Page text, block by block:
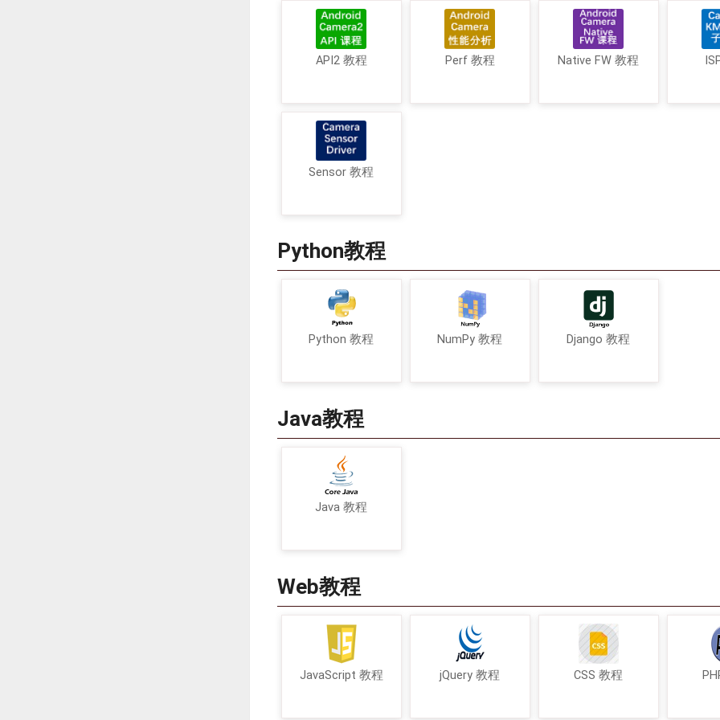
API2 教程 Perf 教程 Native FW 教程
Sensor 教程
Python教程
Python 教程 NumPy 教程 Django 教程
Java教程
Java 教程
Web教程
JavaScript 教程 jQuery 教程 CSS 教程